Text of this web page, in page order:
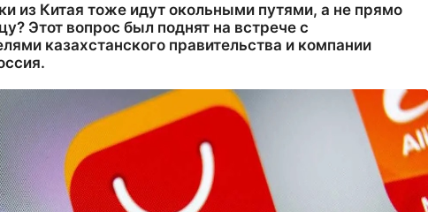
из Китая тоже идут окольными путями, а не прямо
Этот вопрос был поднят на встрече с
казахстанского правительства и компании